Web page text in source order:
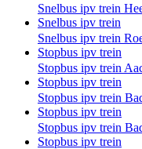
Snelbus ipv trein
Snelbus ipv trein
Snelbus ipv trein
Stopbus ipv trein
Stopbus ipv trein
Stopbus ipv trein
Stopbus ipv trein
Stopbus ipv trein
Stopbus ipv trein
Stopbus ipv trein